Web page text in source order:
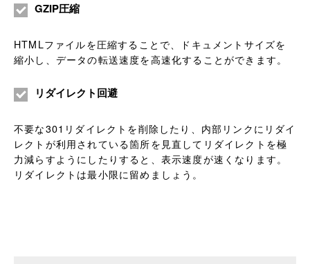
GZIP圧縮
HTMLファイルを圧縮することで、ドキュメントサイズを
縮小し、データの転送速度を高速化することができます。
リダイレクト回避
不要な301リダイレクトを削除したり、内部リンクにリダイ
レクトが利用されている箇所を見直してリダイレクトを極
力減らすようにしたりすると、表示速度が速くなります。
リダイレクトは最小限に留めましょう。